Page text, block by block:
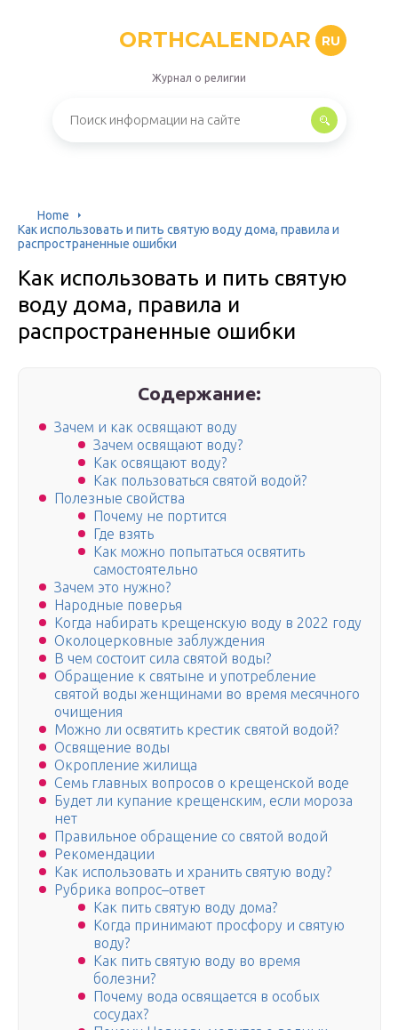
ORTHCALENDAR RU
Журнал о религии
Home
Как использовать и пить святую воду дома, правила и
распространенные ошибки
Как использовать и пить святую
воду дома, правила и
распространенные ошибки
Содержание:
Зачем и как освящают воду
Зачем освящают воду?
Как освящают воду?
Как пользоваться святой водой?
Полезные свойства
Почему не портится
Где взять
Как можно попытаться освятить
самостоятельно
Зачем это нужно?
Народные поверья
Когда набирать крещенскую воду в 2022 году
Околоцерковные заблуждения
В чем состоит сила святой воды?
Обращение к святыне и употребление
святой воды женщинами во время месячного
очищения
Можно ли освятить крестик святой водой?
Освящение воды
Окропление жилища
Семь главных вопросов о крещенской воде
Будет ли купание крещенским, если мороза
нет
Правильное обращение со святой водой
Рекомендации
Как использовать и хранить святую воду?
Рубрика вопрос–ответ
Как пить святую воду дома?
Когда принимают просфору и святую
воду?
Как пить святую воду во время
болезни?
Почему вода освящается в особых
сосудах?